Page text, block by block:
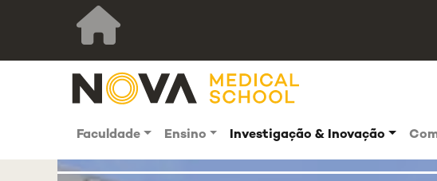
Faculdade Ensino Investigação & Inovação